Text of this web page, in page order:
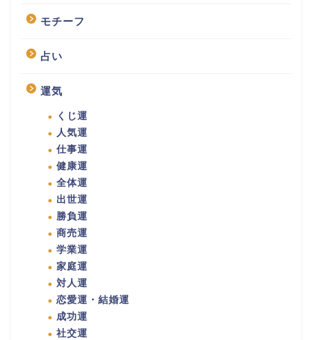
モチーフ
占い
運気
くじ運
人気運
仕事運
健康運
全体運
出世運
勝負運
商売運
学業運
家庭運
対人運
恋愛運・結婚運
成功運
社交運